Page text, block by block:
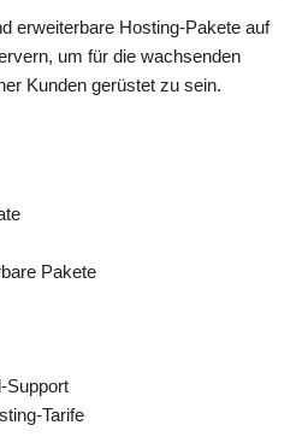
erweiterbare Hosting-Pakete auf
um für die wachsenden
Kunden gerüstet zu sein.
Pakete
Support
Tarife